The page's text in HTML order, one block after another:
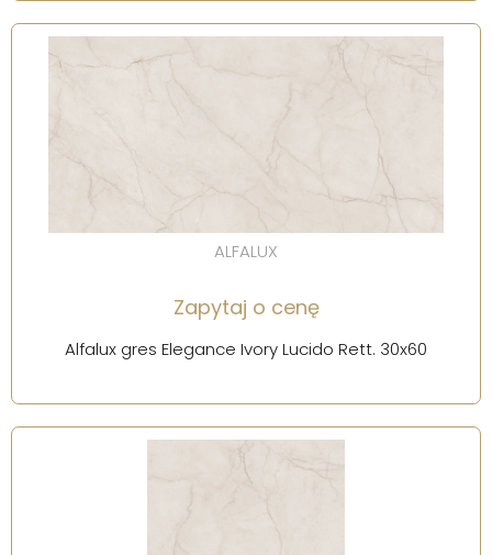
ALFALUX
Zapytaj o cenę
Alfalux gres Elegance Ivory Lucido Rett. 30x60